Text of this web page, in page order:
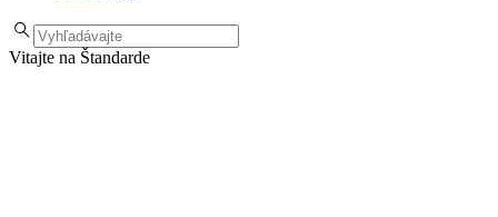
Vitajte na Štandarde